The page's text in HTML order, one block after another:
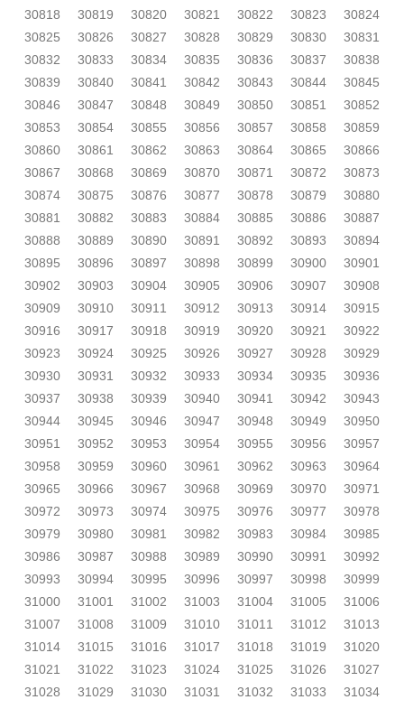
30818
30819 30820 30821 30822 30823
30824
30825
30826 30827 30828 30829 30830
30831
30832
30833 30834 30835 30836 30837
30838
30839
30840 30841 30842 30843 30844
30845
30846
30847 30848 30849 30850 30851
30852
30853
30854 30855 30856 30857 30858
30859
30860
30861 30862 30863 30864 30865
30866
30867
30868 30869 30870 30871 30872
30873
30874
30875 30876 30877 30878 30879
30880
30881
30882 30883 30884 30885 30886
30887
30888
30889 30890 30891 30892 30893
30894
30895
30896 30897 30898 30899 30900
30901
30902
30903 30904 30905 30906 30907
30908
30909
30910 30911 30912 30913 30914
30915
30916
30917 30918 30919 30920 30921
30922
30923
30924 30925 30926 30927 30928
30929
30930
30931 30932 30933 30934 30935
30936
30937
30938 30939 30940 30941 30942
30943
30944
30945 30946 30947 30948 30949
30950
30951
30952 30953 30954 30955 30956
30957
30958
30959 30960 30961 30962 30963
30964
30965
30966 30967 30968 30969 30970
30971
30972
30973 30974 30975 30976 30977
30978
30979
30980 30981 30982 30983 30984
30985
30986
30987 30988 30989 30990 30991
30992
30993
30994 30995 30996 30997 30998
30999
31000
31001 31002 31003 31004 31005
31006
31007
31008 31009 31010 31011 31012
31013
31014
31015 31016 31017 31018 31019
31020
31021
31022 31023 31024 31025 31026
31027
31028
31029 31030 31031 31032 31033
31034